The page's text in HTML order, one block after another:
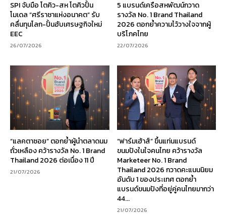
SPI จับมือ โตคิว-สห โตคิวปั้น
โมเดล “ศรีราชาแห่งอนาคต” รับ
คลื่นทุนโลก-ปั้นฮับเศรษฐกิจใหม่
EEC
26/07/2026
5 แบรนด์เครือสหพัฒน์กวาด
รางวัล No. 1 Brand Thailand
2026 ตอกย้ำความไว้วางใจจากผู้
บริโภคไทย
22/07/2026
“แลคตาซอย” ตอกย้ำผู้นำตลาดนม
ถั่วเหลือง คว้ารางวัล No. 1 Brand
Thailand 2026 ต่อเนื่อง 11 ปี
21/07/2026
“ฟาร์มเฮ้าส์” ขึ้นแท่นแบรนด์
ขนมปังในใจคนไทย คว้ารางวัล
Marketeer No. 1 Brand
Thailand 2026 กวาดคะแนนนิยม
อันดับ 1 ของประเทศ ตอกย้ำ
แบรนด์ขนมปังที่อยู่คู่คนไทยมากว่า
44...
21/07/2026